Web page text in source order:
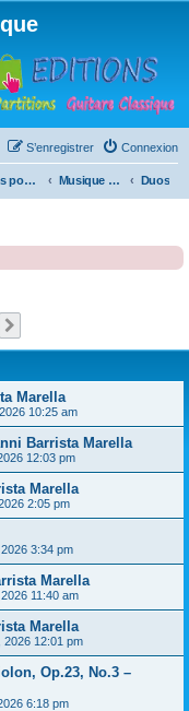
Connexion
S’enregistrer
Partitions pour guitare en libre téléchargement Musique d'ensemble Duos
Marella
10:25 am
Barrista Marella
12:03 pm
Marella
2:05 pm
3:34 pm
Marella
11:40 am
Marella
2026 12:01 pm
Op.23, No.3 –
6:18 pm